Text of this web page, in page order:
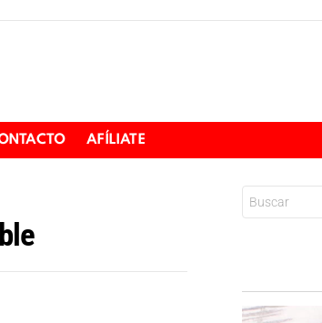
AFÍLIATE
Reproductor